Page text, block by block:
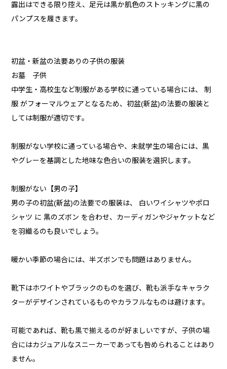
露出はできる限り控え、足元は黒か肌色のストッキングに黒の
パンプスを履きます。
初盆・新盆の法要ありの子供の服装
お墓 子供
中学生・高校生など制服がある学校に通っている場合には、 制
服 がフォーマルウェアとなるため、初盆(新盆)の法要の服装と
しては制服が適切です。
制服がない学校に通っている場合や、未就学生の場合には、黒
やグレーを基調とした地味な色合いの服装を選択します。
制服がない【男の子】
男の子の初盆(新盆)の法要での服装は、 白いワイシャツやポロ
シャツ に 黒のズボン を合わせ、カーディガンやジャケットなど
を羽織るのも良いでしょう。
暖かい季節の場合には、半ズボンでも問題はありません。
靴下はホワイトやブラックのものを選び、靴も派手なキャラク
ターがデザインされているものやカラフルなものは避けます。
可能であれば、靴も黒で揃えるのが好ましいですが、子供の場
合にはカジュアルなスニーカーであっても咎められることはあり
ません。